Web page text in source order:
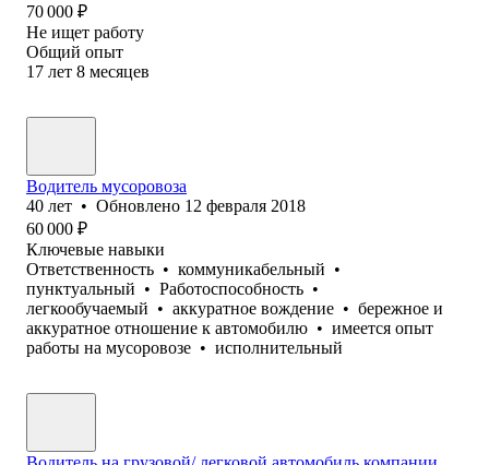
70 000 ₽
Не ищет работу
Общий опыт
17 лет 8 месяцев
Водитель мусоровоза
40 лет • Обновлено 12 февраля 2018
60 000 ₽
Ключевые навыки
Ответственность • коммуникабельный •
пунктуальный • Работоспособность •
легкообучаемый • аккуратное вождение • бережное и
аккуратное отношение к автомобилю • имеется опыт
работы на мусоровозе • исполнительный